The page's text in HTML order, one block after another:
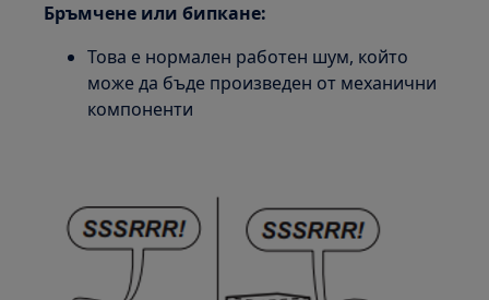
Бръмчене или бипкане:
Това е нормален работен шум, който
може да бъде произведен от механични
компоненти